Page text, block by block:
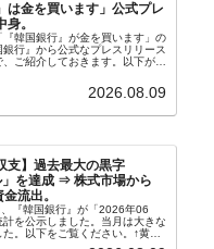
は金を買います」公式プレ
。
韓国銀行』が金を買います」の
行』から公式なプレスリリース
ご紹介しておきます。以下が全
□『韓国銀行』は、国内生産金の
2026.08.09
支】過去最大の黒字
」を達成 ⇒ 株式市場から
流出。
『韓国銀行』が「2026年06
計を公示しました。当月は大きな
。以下をご覧ください。↑黄色
ーカスしているのが2026年06月